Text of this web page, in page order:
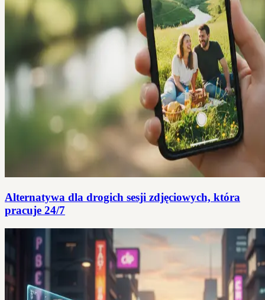
Alternatywa dla drogich sesji zdjęciowych, która
pracuje 24/7